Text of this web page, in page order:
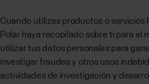
Cuando utilizas productos o servicios
Polar haya recopilado sobre ti para el
utilizar tus datos personales para
investigar fraudes y otros usos
actividades de investigación y